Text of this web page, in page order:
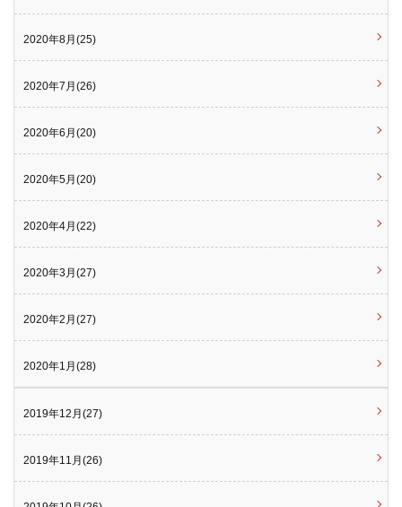
2020年8月(25)
2020年7月(26)
2020年6月(20)
2020年5月(20)
2020年4月(22)
2020年3月(27)
2020年2月(27)
2020年1月(28)
2019年12月(27)
2019年11月(26)